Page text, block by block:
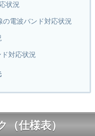
状況
電波バンド対応状況
対応状況
（仕様表）